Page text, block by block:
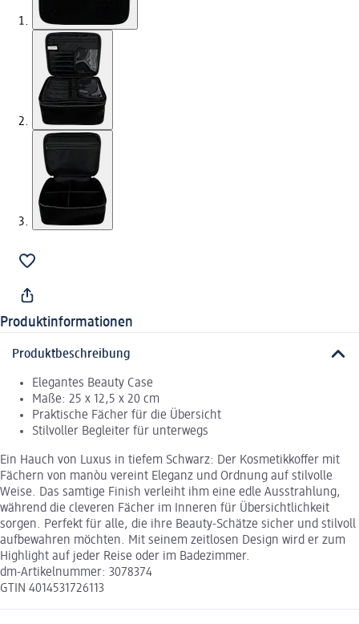
Produktinformationen
Produktbeschreibung
Elegantes Beauty Case
Maße: 25 x 12,5 x 20 cm
Praktische Fächer für die Übersicht
Stilvoller Begleiter für unterwegs
Ein Hauch von Luxus in tiefem Schwarz: Der Kosmetikkoffer mit
Fächern von manòu vereint Eleganz und Ordnung auf stilvolle
Weise. Das samtige Finish verleiht ihm eine edle Ausstrahlung,
während die cleveren Fächer im Inneren für Übersichtlichkeit
sorgen. Perfekt für alle, die ihre Beauty-Schätze sicher und stilvoll
aufbewahren möchten. Mit seinem zeitlosen Design wird er zum
Highlight auf jeder Reise oder im Badezimmer.
dm-Artikelnummer: 3078374
GTIN 4014531726113